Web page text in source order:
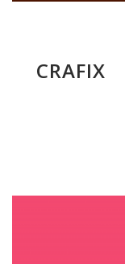
CRAFIX